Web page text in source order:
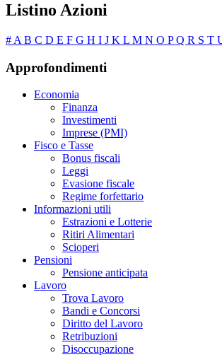
Listino Azioni
# A B C D E F G H I J K L M N O PQ R S T
Approfondimenti
Economia
Finanza
Investimenti
Imprese (PMI)
Fisco e Tasse
Bonus fiscali
Leggi
Evasione fiscale
Regime forfettario
Informazioni utili
Estrazioni e Lotterie
Ritiri Alimentari
Scioperi
Pensioni
Pensione anticipata
Lavoro
Trova Lavoro
Bandi e Concorsi
Diritto del Lavoro
Retribuzioni
Disoccupazione